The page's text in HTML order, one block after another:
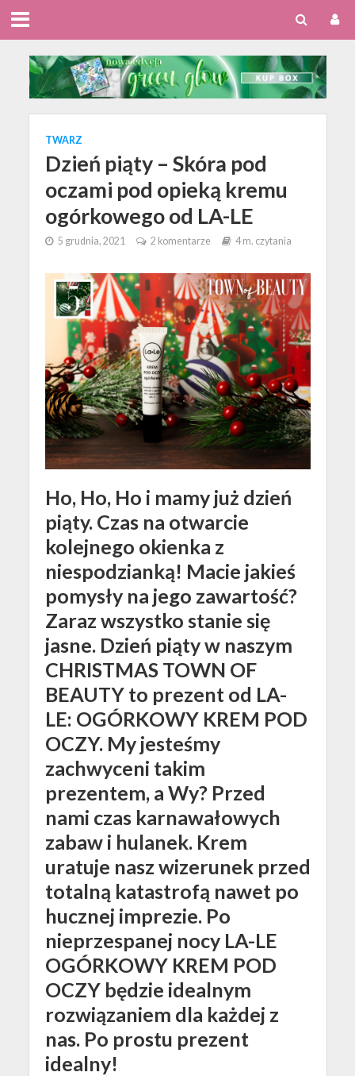
TWARZ
Dzień piąty – Skóra pod
oczami pod opieką kremu
ogórkowego od LA-LE
5 grudnia, 2021 2 komentarze 4 m. czytania
Ho, Ho, Ho i mamy już dzień
piąty. Czas na otwarcie
kolejnego okienka z
niespodzianką! Macie jakieś
pomysły na jego zawartość?
Zaraz wszystko stanie się
jasne. Dzień piąty w naszym
CHRISTMAS TOWN OF
BEAUTY to prezent od LA-
LE: OGÓRKOWY KREM POD
OCZY. My jesteśmy
zachwyceni takim
prezentem, a Wy? Przed
nami czas karnawałowych
zabaw i hulanek. Krem
uratuje nasz wizerunek przed
totalną katastrofą nawet po
hucznej imprezie. Po
nieprzespanej nocy LA-LE
OGÓRKOWY KREM POD
OCZY będzie idealnym
rozwiązaniem dla każdej z
nas. Po prostu prezent
idealny!